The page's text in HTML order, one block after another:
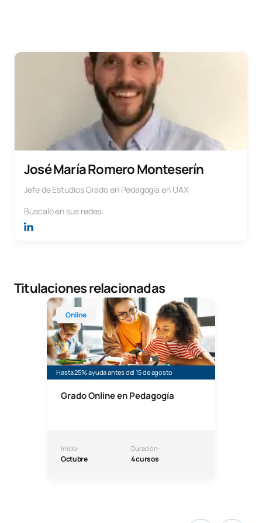
José María Romero Monteserín
Jefe de Estudios Grado en Pedagogía en UAX
Búscalo en sus redes:
Titulaciones relacionadas
Online
Hasta 25% ayuda antes del 15 de agosto
Grado Online en Pedagogía
Inicio:
Octubre
Duración:
4 cursos
Grado Online en Pedagogía